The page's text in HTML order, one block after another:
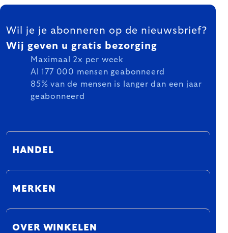
FOOTER
Wil je je abonneren op de nieuwsbrief?
Wij geven u gratis bezorging
Maximaal 2x per week
Al 177 000 mensen geabonneerd
85% van de mensen is langer dan een jaar
geabonneerd
HANDEL
MERKEN
OVER WINKELEN